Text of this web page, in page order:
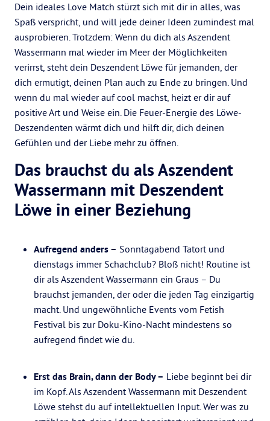
Dein ideales Love Match stürzt sich mit dir in alles, was
Spaß verspricht, und will jede deiner Ideen zumindest mal
ausprobieren. Trotzdem: Wenn du dich als Aszendent
Wassermann mal wieder im Meer der Möglichkeiten
verirrst, steht dein Deszendent Löwe für jemanden, der
dich ermutigt, deinen Plan auch zu Ende zu bringen. Und
wenn du mal wieder auf cool machst, heizt er dir auf
positive Art und Weise ein. Die Feuer-Energie des Löwe-
Deszendenten wärmt dich und hilft dir, dich deinen
Gefühlen und der Liebe mehr zu öffnen.
Das brauchst du als Aszendent
Wassermann mit Deszendent
Löwe in einer Beziehung
Aufregend anders – Sonntagabend Tatort und
dienstags immer Schachclub? Bloß nicht! Routine ist
dir als Aszendent Wassermann ein Graus – Du
brauchst jemanden, der oder die jeden Tag einzigartig
macht. Und ungewöhnliche Events vom Fetish
Festival bis zur Doku-Kino-Nacht mindestens so
aufregend findet wie du.
Erst das Brain, dann der Body – Liebe beginnt bei dir
im Kopf. Als Aszendent Wassermann mit Deszendent
Löwe stehst du auf intellektuellen Input. Wer was zu